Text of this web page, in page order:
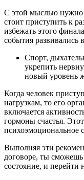
С этой мыслью нужно
стоит приступить к
избежать этого
события развивались
Спорт,
укрепить
новый уровень
Когда человек
нагрузкам, то его
включается
гормоны счастья.
психоэмоциональное
Выполняя эти
договоре, ты сможешь
состояние, и